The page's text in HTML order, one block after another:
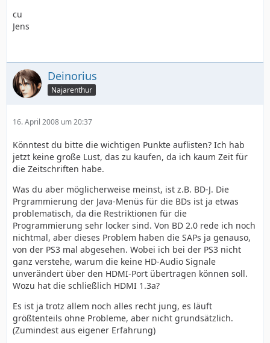
cu
Jens
Deinorius
Najarenthur
16. April 2008 um 20:37
Könntest du bitte die wichtigen Punkte auflisten? Ich hab
jetzt keine große Lust, das zu kaufen, da ich kaum Zeit für
die Zeitschriften habe.
Was du aber möglicherweise meinst, ist z.B. BD-J. Die
Prgrammierung der Java-Menüs für die BDs ist ja etwas
problematisch, da die Restriktionen für die
Programmierung sehr locker sind. Von BD 2.0 rede ich noch
nichtmal, aber dieses Problem haben die SAPs ja genauso,
von der PS3 mal abgesehen. Wobei ich bei der PS3 nicht
ganz verstehe, warum die keine HD-Audio Signale
unverändert über den HDMI-Port übertragen können soll.
Wozu hat die schließlich HDMI 1.3a?
Es ist ja trotz allem noch alles recht jung, es läuft
größtenteils ohne Probleme, aber nicht grundsätzlich.
(Zumindest aus eigener Erfahrung)